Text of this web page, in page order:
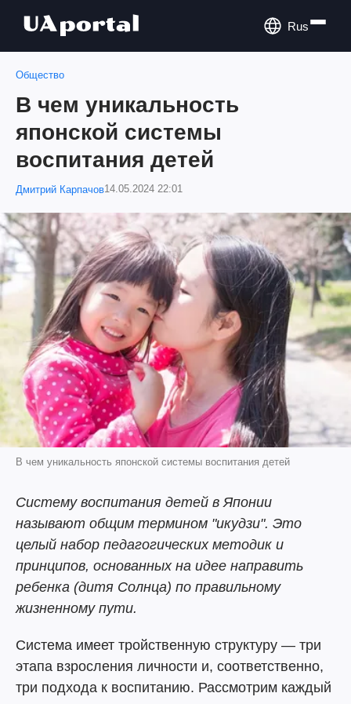
Rus
Общество
В чем уникальность
японской системы
воспитания детей
Дмитрий Карпачов14.05.2024 22:01
В чем уникальность японской системы воспитания детей
Систему воспитания детей в Японии
называют общим термином "икудзи". Это
целый набор педагогических методик и
принципов, основанных на идее направить
ребенка (дитя Солнца) по правильному
жизненному пути.
Система имеет тройственную структуру — три
этапа взросления личности и, соответственно,
три подхода к воспитанию. Рассмотрим каждый